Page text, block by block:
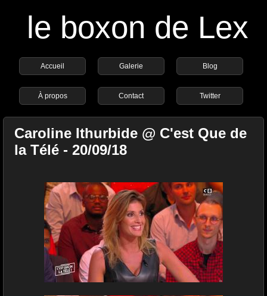
le boxon de Lex
Accueil Galerie Blog
À propos Contact Twitter
Caroline Ithurbide @ C'est Que de
la Télé - 20/09/18